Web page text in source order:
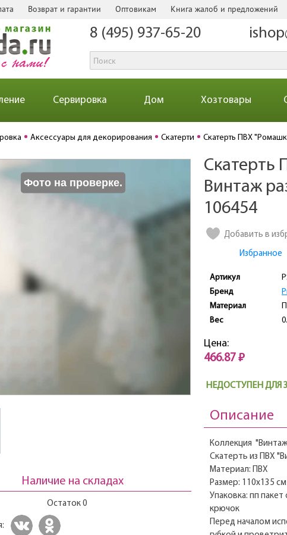
Возврат и гарантии Оптовикам Книга жалоб и предложений
8 (495) 937-65-20
Сервировка Дом Хозтовары
Аксессуары для декорирования Скатерти Скатерть ПВХ
Фото на проверке.
Наличие на складах
Остаток 0
Скатерть
Винтаж
106454
Добавить в
Избранное
Артикул
Бренд
Материал
Вес
Цена:
466.87 ₽
НЕДОСТУПЕН ДЛЯ
Описание
Коллекция
Скатерть из ПВХ
Материал: ПВХ
Размер: 110х135
Упаковка: пп
крючок
Перед началом
Количество